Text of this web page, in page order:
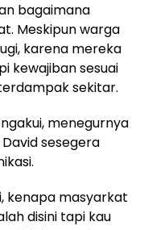
bagaimana
Meskipun warga
karena mereka
kewajiban sesuai
sekitar.
menegurnya
sesegera
kenapa masyarkat
disini tapi kau